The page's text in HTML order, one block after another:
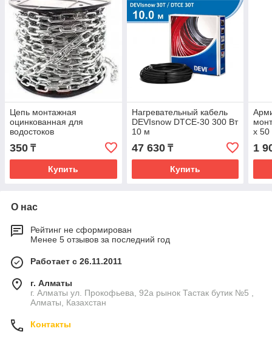
Цепь монтажная
оцинкованная для
водостоков
350 ₸
Купить
Нагревательный кабель
DEVIsnow DTCE-30 300 Вт
10 м
47 630₸
Купить
х
1
О нас
Рейтинг не сформирован
Менее 5 отзывов за последний год
Работает с 26.11.2011
г. Алматы
г. Алматы ул. Прокофьева, 92а рынок Тастак бутик №5 ,
Алматы, Казахстан
Контакты